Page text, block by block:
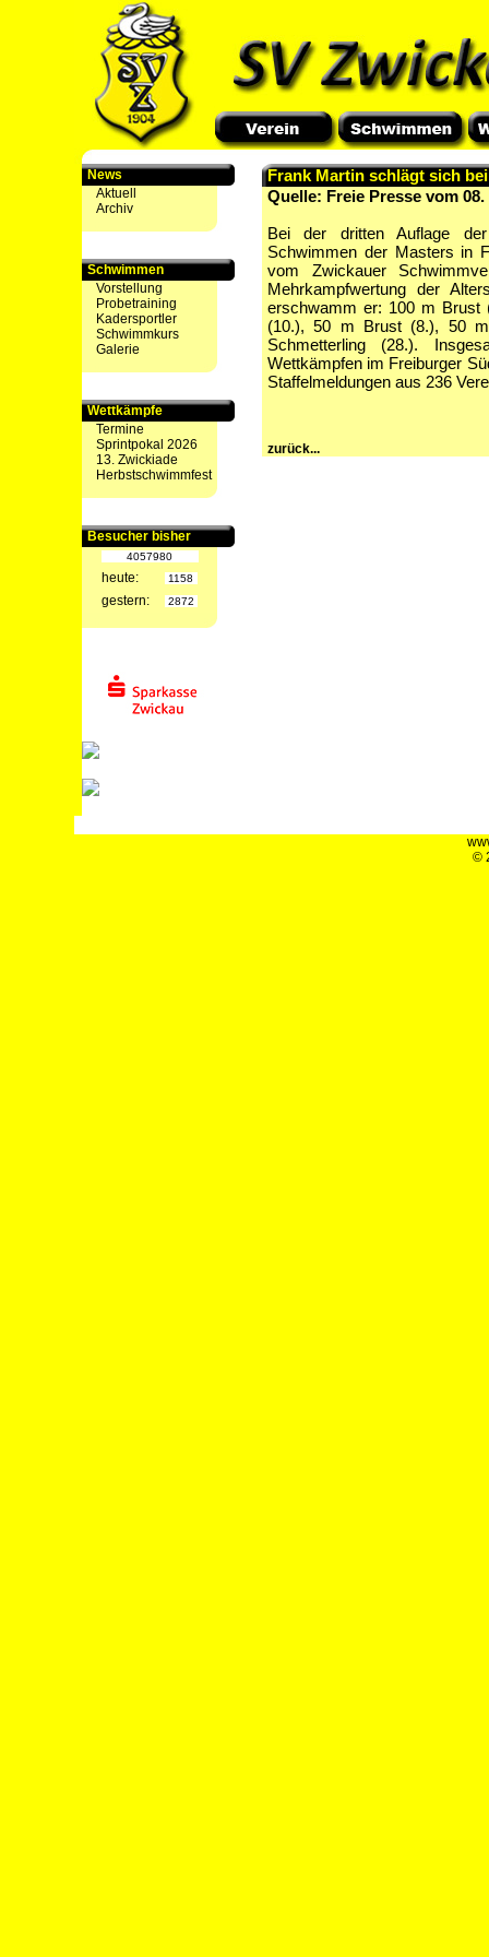
News
Aktuell
Archiv
Schwimmen
Vorstellung
Probetraining
Kadersportler
Schwimmkurs
Galerie
Wettkämpfe
Termine
Sprintpokal 2026
13. Zwickiade
Herbstschwimmfest
Besucher bisher
4057980
heute: 1158
gestern: 2872
Frank Martin schlägt sich
Quelle: Freie Presse vom 08.
Bei der dritten Auflage der
Schwimmen der Masters in
vom Zwickauer
Mehrkampfwertung der
erschwamm er: 100 m Brust
(10.), 50 m Brust (8.), 50
Schmetterling (28.).
Wettkämpfen im Freiburger
Staffelmeldungen aus 236
zurück...
©